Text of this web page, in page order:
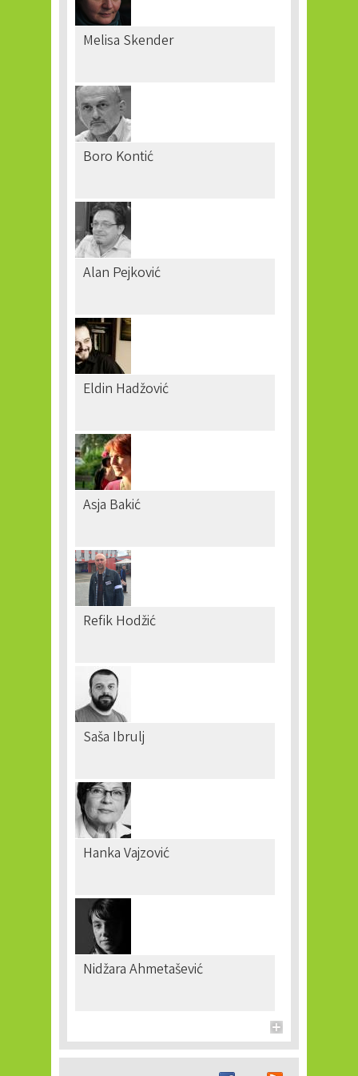
Melisa Skender
Boro Kontić
Alan Pejković
Eldin Hadžović
Asja Bakić
Refik Hodžić
Saša Ibrulj
Hanka Vajzović
Nidžara Ahmetašević